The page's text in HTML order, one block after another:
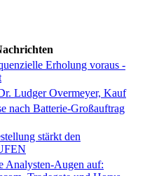
Erholung voraus -
Ludger Overmeyer, Kauf
nach Batterie-Großauftrag
stärkt den
Analysten-Augen auf: